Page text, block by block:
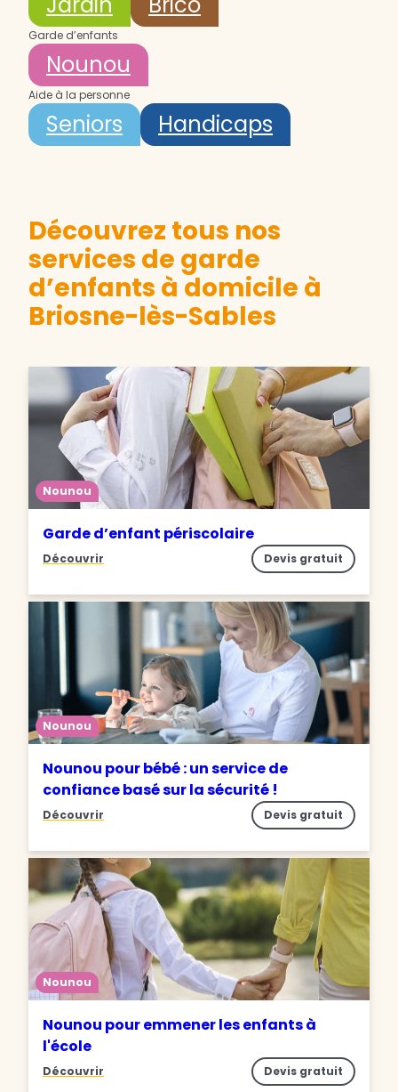
Garde d’enfants
Nounou
Aide à la personne
Seniors Handicaps
Découvrez tous nos
services de garde
d’enfants à domicile à
Briosne-lès-Sables
Nounou
Garde d’enfant périscolaire
Découvrir Devis gratuit
Nounou
Nounou pour bébé : un service de
confiance basé sur la sécurité !
Découvrir Devis gratuit
Nounou
Nounou pour emmener les enfants à
l'école
Découvrir Devis gratuit